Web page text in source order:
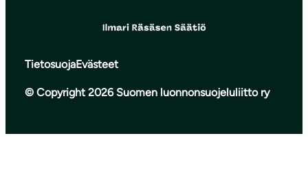
TietosuojaEvästeet
© Copyright 2026 Suomen luonnonsuojeluliitto ry